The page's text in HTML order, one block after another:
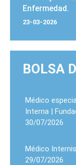
Enfermedad.
23-03-2026
BOLSA
Médico
Interna |
30/07/2026
Médico
29/07/2026